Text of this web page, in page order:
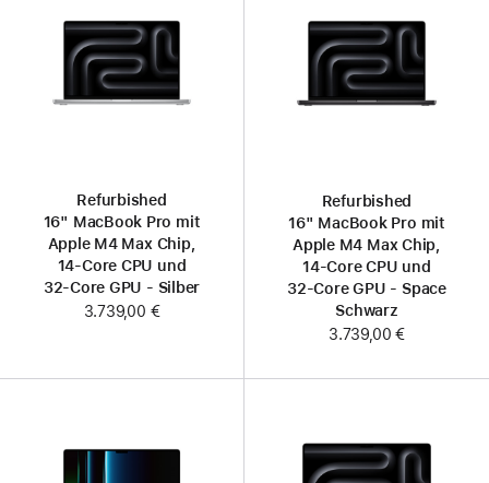
Refurbished
16" MacBook Pro mit
Apple M4 Max Chip,
14‑Core CPU und
32‑Core GPU - Silber
3.739,00 €
Refurbished
16" MacBook Pro mit
Apple M4 Max Chip,
14‑Core CPU und
32‑Core GPU - Space
Schwarz
3.739,00 €